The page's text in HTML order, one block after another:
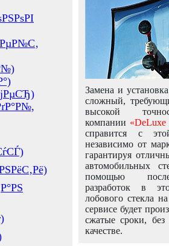
Замена и
сложный,
высокой
компании «DeLuxe
справится с
независимо от
гарантируя
автомобильных
помощью
разработок в
лобового стекла
сервисе будет
сжатые сроки,
качестве.